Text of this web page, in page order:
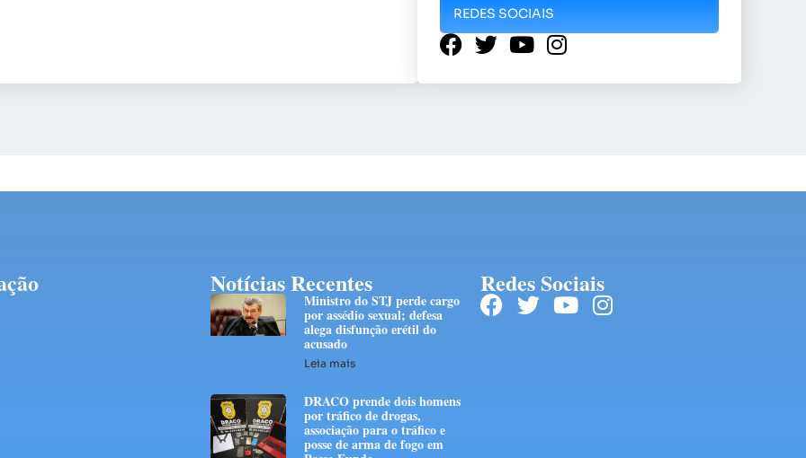
REDES SOCIAIS
Notícias Recentes
Ministro do STJ perde cargo
por assédio sexual; defesa
alega disfunção erétil do
acusado
Leia mais
DRACO prende dois homens
por tráfico de drogas,
associação para o tráfico e
posse de arma de fogo em
Redes Sociais